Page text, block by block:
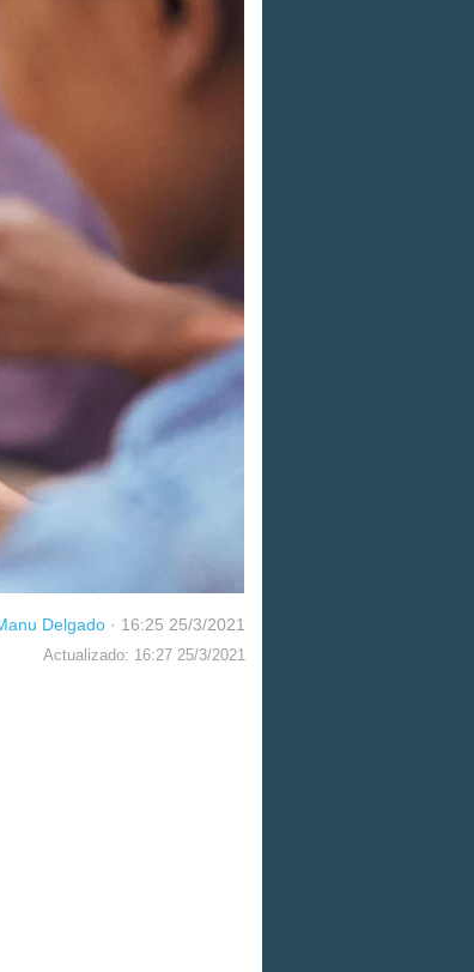
Delgado · 16:25 25/3/2021
Actualizado: 16:27 25/3/2021